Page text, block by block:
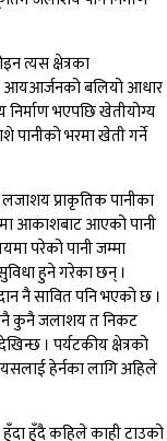
त्यस क्षेत्रका
आयआर्जनको बलियो आधार
भएपछि खेतीयोग्य
भरमा खेती गर्ने
प्राकृतिक पानीका
आकाशबाट आएको पानी
परेको पानी जम्मा
हुने गरेका छन् ।
नै सावित पनि भएको छ ।
कुनै जलाशय त निकट
। पर्यटकीय क्षेत्रको
हेर्नका लागि अहिले
हुँदा हुँदै कहिले काही टाउको